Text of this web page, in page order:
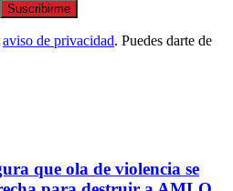
Suscribirme
aviso de privacidad. Puedes darte de
que ola de violencia se